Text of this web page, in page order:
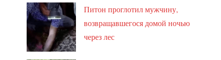
Питон проглотил мужчину,
возвращавшегося домой ночью
через лес